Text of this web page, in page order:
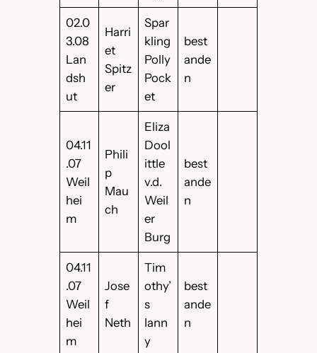
02.0
3.08
Lan
dsh
ut
Harri
et
Spitz
er
Spar
kling
Polly
Pock
et
best
ande
n
04.11
.07
Weil
hei
m
Phili
p
Mau
ch
Eliza
Dool
ittle
v.d.
Weil
er
Burg
best
ande
n
04.11
.07
Weil
hei
m
Jose
f
Neth
Tim
othy’
s
Iann
y
best
ande
n